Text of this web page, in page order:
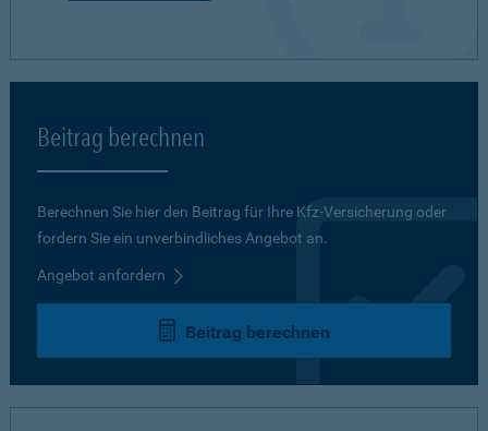
Beitrag berechnen
Berechnen Sie hier den Beitrag für Ihre Kfz-Versicherung oder
fordern Sie ein unverbindliches Angebot an.
Angebot anfordern
Beitrag berechnen